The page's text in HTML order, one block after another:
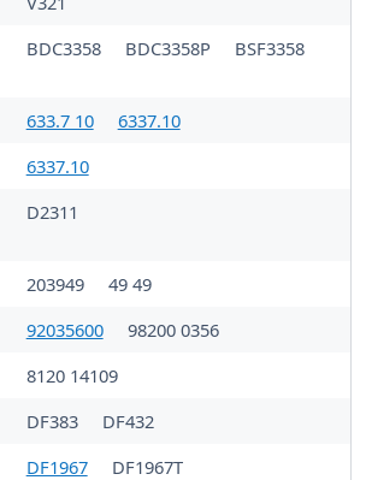
BDC3358 BDC3358P BSF3358
633.7 10
6337.10
6337.10
D2311
203949
49 49
92035600
98200 0356
8120 14109
DF383
DF432
DF1967
DF1967T